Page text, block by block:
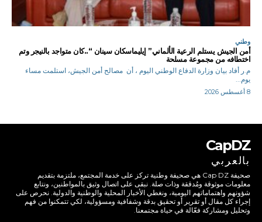
وطني
أمن الجيش يستلم الرعية الألماني” إيليماسكان سينان “..كان متواجد بالنيجر وتم
اختطافه من مجموعة مسلحة
م.ر أفاد بيان وزارة الدفاع الوطني اليوم ، أن مصالح أمن الجيش، استلمت مساء
يوم...
8 أغسطس 2026
CapDZ
بالعربي
صحيفة Cap DZ هي صحيفة وطنية تركز على خدمة المجتمع، ملتزمة بتقديم
معلومات موثوقة ومُدققة وذات صلة. نبقى على اتصال وثيق بالمواطنين، ونتابع
شؤونهم واهتماماتهم اليومية، ونغطي الأخبار المحلية والوطنية والدولية. نحرص على
إجراء كل مقال أو تقرير أو تحقيق بدقة وشفافية ومسؤولية، لكي تتمكنوا من فهم
وتحليل ومشاركة فعّالة في حياة مجتمعنا.